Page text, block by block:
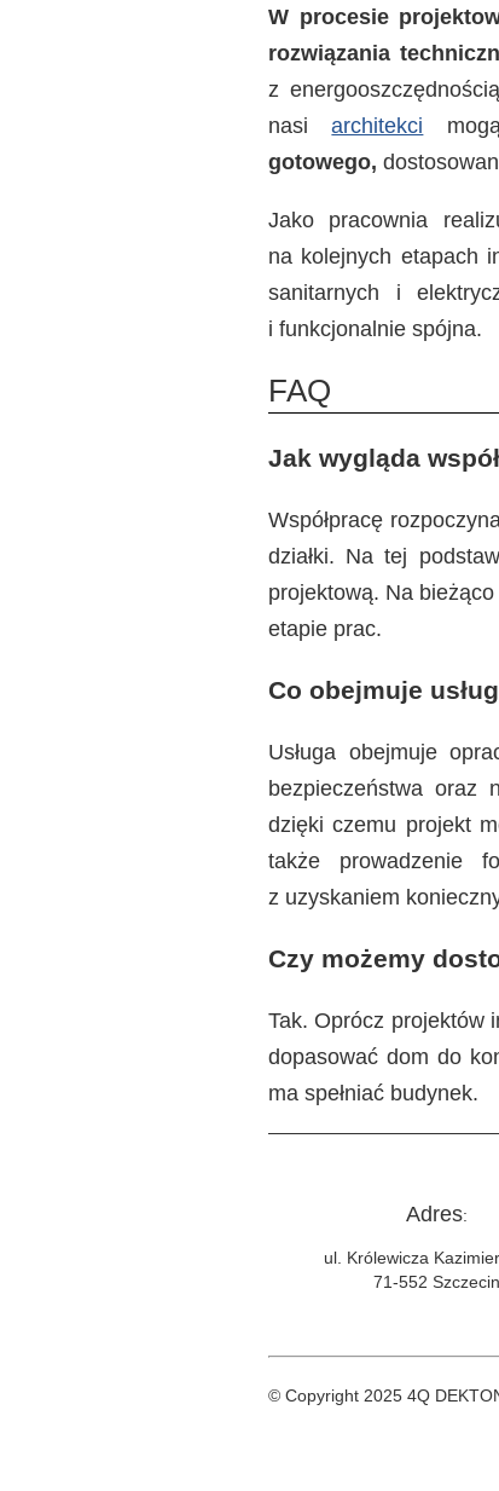
W procesie
rozwiązania
z
nasiarchitekci
gotowego,
Jako pracownia
na kolejnych etapach
sanitarnych i
i funkcjonalnie spójna.
FAQ
Jak wygląda
Współpracę
działki. Na tej
projektową. Na
etapie prac.
Co obejmuje
Usługa obejmuje
bezpieczeństwa oraz
dzięki czemu projekt
także prowadzenie
z uzyskaniem
Czy możemy
Tak. Oprócz projektów
dopasować dom do
ma spełniać budynek.
Adres:
ul. Królewicza
71-552 Szczecin
© Copyright 2025 4Q